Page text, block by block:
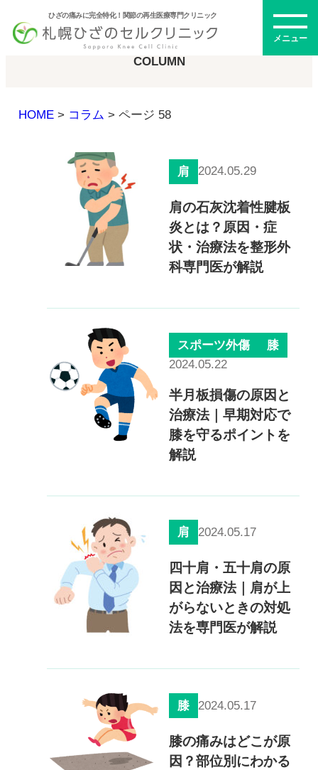
ひざの痛みに完全特化！関節の再生医療専門クリニック
メニュー
メニュー・料金
ひざの再生医療とは
幹細胞治療
慢性疼痛
再生医療とは
症例
よくある質問
クリニック紹介
採用情報 コラム
予約フォーム
治療電話相談はこちら
0120-117-560
電話受付時間：月〜金／9:00〜16:30（土日祝休）
コラム
COLUMN
HOME> コラム > ページ 58
肩 2024.05.29
肩の石灰沈着性腱板
炎とは？原因・症
状・治療法を整形外
科専門医が解説
スポーツ外傷
膝
2024.05.22
半月板損傷の原因と
治療法｜早期対応で
膝を守るポイントを
解説
肩 2024.05.17
四十肩・五十肩の原
因と治療法｜肩が上
がらないときの対処
法を専門医が解説
膝 2024.05.17
膝の痛みはどこが原
因？部位別にわかる